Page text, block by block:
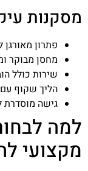
מסקנות
פתרון
מחסן מבוקר
שירות כולל
הליך שקוף עם
גישה
למה
מקצועי